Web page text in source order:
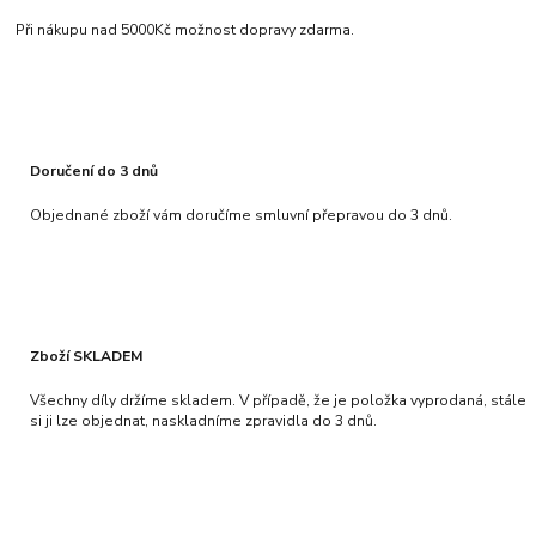
Při nákupu nad 5000Kč možnost dopravy zdarma.
Doručení do 3 dnů
Objednané zboží vám doručíme smluvní přepravou do 3 dnů.
Zboží SKLADEM
Všechny díly držíme skladem. V případě, že je položka vyprodaná, stále
si ji lze objednat, naskladníme zpravidla do 3 dnů.